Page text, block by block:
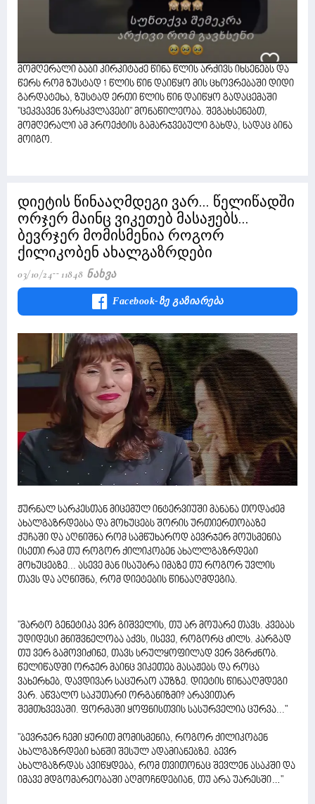
მომღერალი ბაბი კირკიტაძე წინა წლის არქივს იხსენებს და
წერს რომ ზუსტად 1 წლის წინ დაიწყო მის ცხოვრებაში დიდი
გარდატეხა, ზუსტად ერთი წლის წინ დაიწყო გადაცემაში
"ცეკვავენ ვარსკვლავები" მონაწილეობა. შეგახსენებთ,
მომღერალი ამ პროექტის გამარჯვებული გახდა, სადაც ბინა
მოიგო.
დიეტის წინააღმდეგი ვარ... წელიწადში
ორჯერ მაინც ვიკეთებ მასაჟებს...
ბევრჯერ მომისმენია როგორ
ქილიკობენ ახალგაზრდები
03/10/24 11848 Ნახვა
Facebook-Ზე Გაზიარება
ჟურნალ სარკესთან მიცემულ ინტერვიუში მანანა თოდაძემ
ახალგაზრდებსა და მოხუცებს შორის ურთიერთობაზე
ქუჩაში და აღნიშნა რომ სამწუხაროდ ბევრჯერ მოუსმენია
ისეთი რამ თუ როგორ ქილიკობენ ახალლგაზრდები
მოხუცებზე... ასევე მან ისაუბრა იმაზე თუ როგორ უვლის
თავს და აღნიშნა, რომ დიეტების წინააღმდეგია.
"მარტო გენეტიკა ვერ გიშველის, თუ არ მოუარე თავს. კვებას
უდიდესი მნიშვნელობა აქვს, ისევე, როგორც ძილს. კარგად
თუ ვერ გამოვიძინე, თავს სრულყოფილად ვერ ვგრძნობ.
წელიწადში ორჯერ მაინც ვიკეთებ მასაჟებს და როცა
ვახერხებ, დავდივარ საცურაო აუზზე. დიეტის წინააღმდეგი
ვარ. აწვალო საკუთარი ორგანიზმი? არავითარ
შემთხვევაში. ფორმაში ყოფნისთვის სასურველია ცურვა..."
"ბევრჯერ ჩემი ყურით მომისმენია, როგორ ქილიკობენ
ახალგაზრდები ხანში შესულ ადამიანებზე. ბევრ
ახალგაზრდას ავიწყდება, რომ თვითონაც შევლენ ასაკში და
იმავე მდგომარეობაში აღმოჩნდებიან, თუ არა უარესში…"